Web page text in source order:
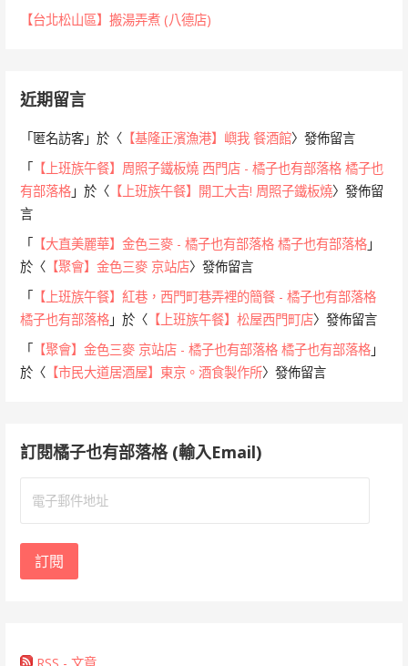
【台北松山區】搬湯弄煮 (八德店)
近期留言
「匿名訪客 」於〈 【基隆正濱漁港】嶼我 餐酒館〉發佈留言
「
【上班族午餐】周照子鐵板燒 西門店 - 橘子也有部落格 橘子也
有部落格 」於〈 【上班族午餐】開工大吉! 周照子鐵板燒〉發佈留
言
「
【大直美麗華】金色三麥 - 橘子也有部落格 橘子也有部落格 」
於〈 【聚會】金色三麥 京站店〉發佈留言
「
【上班族午餐】紅巷，西門町巷弄裡的簡餐 - 橘子也有部落格
橘子也有部落格 」於〈 【上班族午餐】松屋西門町店〉發佈留言
「
【聚會】金色三麥 京站店 - 橘子也有部落格 橘子也有部落格 」
於〈 【市民大道居酒屋】東京。酒食製作所〉發佈留言
訂閱橘子也有部落格 (輸入Email)
地
訂閱